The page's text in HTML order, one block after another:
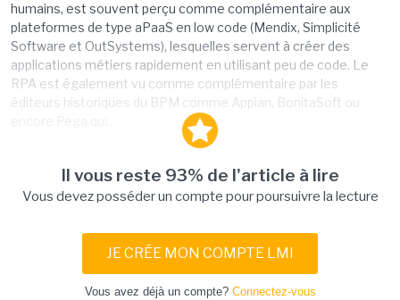
humains, est souvent perçu comme complémentaire aux
plateformes de type aPaaS en low code (Mendix, Simplicité
Software et OutSystems), lesquelles servent à créer des
applications métiers rapidement en utilisant peu de code. Le
RPA est également vu comme complémentaire par les
éditeurs historiques du BPM comme Appian, BonitaSoft ou
Il vous reste 93% de l'article à lire
Vous devez posséder un compte pour poursuivre la lecture
JE CRÉE MON COMPTE LMI
Vous avez déjà un compte? Connectez-vous